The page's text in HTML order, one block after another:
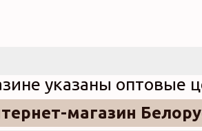
магазин
указаны оптовые